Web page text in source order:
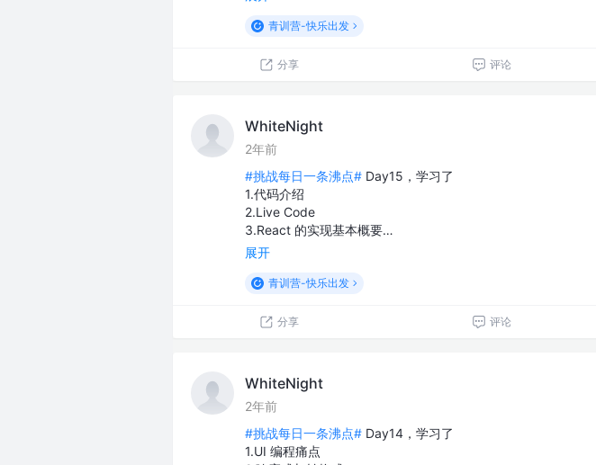
青训营-快乐出发
分享 评论
WhiteNight
2年前
#挑战每日一条沸点# Day15，学习了
1.代码介绍
2.Live Code
3.React 的实现基本概要…
展开
青训营-快乐出发
分享 评论
WhiteNight
2年前
#挑战每日一条沸点# Day14，学习了
1.UI 编程痛点